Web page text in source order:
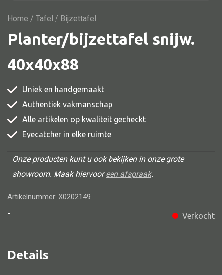
Vitrine
TV meubel
Comode
Alle stoelen
Eetkamer stoel
Fautteuil
Barstoel
Kinderstoel
Kruk
Home / Tafel / Bijzettafel
Planter/bijzettafel snijw.
40x40x88
Uniek en handgemaakt
Authentiek vakmanschap
Alle artikelen op kwaliteit gecheckt
Eyecatcher in elke ruimte
Onze producten kunt u ook bekijken in onze grote
showroom. Maak hiervooreen afspraak.
Artikelnummer: X0202149
-
Verkocht
Details